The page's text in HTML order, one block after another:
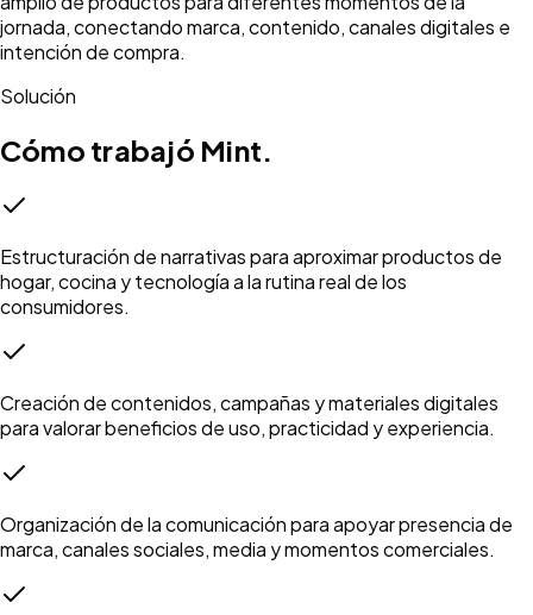
jornada, conectando marca, contenido, canales digitales e
intención de compra.
Solución
Cómo trabajó Mint.
Estructuración de narrativas para aproximar productos de
hogar, cocina y tecnología a la rutina real de los
consumidores.
Creación de contenidos, campañas y materiales digitales
para valorar beneficios de uso, practicidad y experiencia.
Organización de la comunicación para apoyar presencia de
marca, canales sociales, media y momentos comerciales.